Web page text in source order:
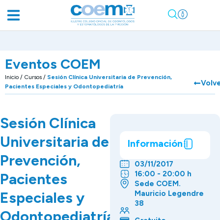
Eventos COEM
Inicio / Cursos / Sesión Clínica Universitaria de Prevención,
Pacientes Especiales y Odontopediatría
Sesión Clínica
Universitaria de
Prevención,
Pacientes
Especiales y
Información
03/11/2017
16:00 - 20:00 h
Sede COEM.
Mauricio Legendre
38